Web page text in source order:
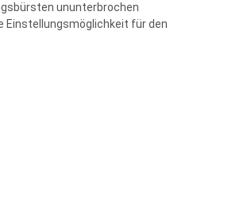
ununterbrochen
Einstellungsmöglichkeit für den